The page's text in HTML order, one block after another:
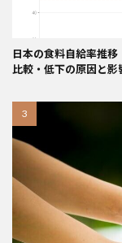
日本の食料自給率推
比較・低下の原因と影